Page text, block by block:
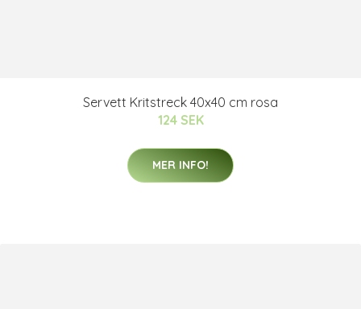
Servett Kritstreck 40x40 cm rosa
124 SEK
MER INFO!